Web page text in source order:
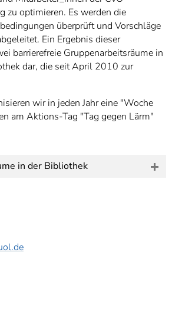
zu optimieren. Es werden die
überprüft und Vorschläge
Ein Ergebnis dieser
barrierefreie Gruppenarbeitsräume in
dar, die seit April 2010 zur
wir in jeden Jahr eine "Woche
am Aktions-Tag "Tag gegen Lärm"
in der Bibliothek